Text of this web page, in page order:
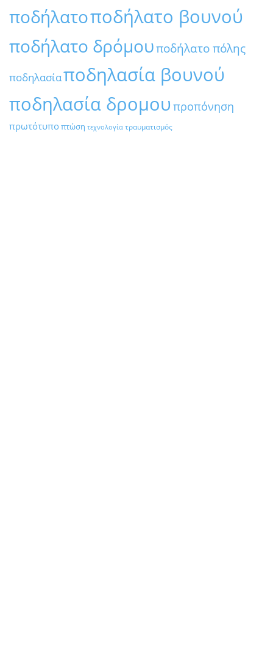
ποδήλατοποδήλατο βουνού
ποδήλατο δρόμουποδήλατο πόλης
ποδηλασίαποδηλασία βουνού
ποδηλασία δρομου προπόνηση
πρωτότυποπτώση τεχνολογία τραυματισμός